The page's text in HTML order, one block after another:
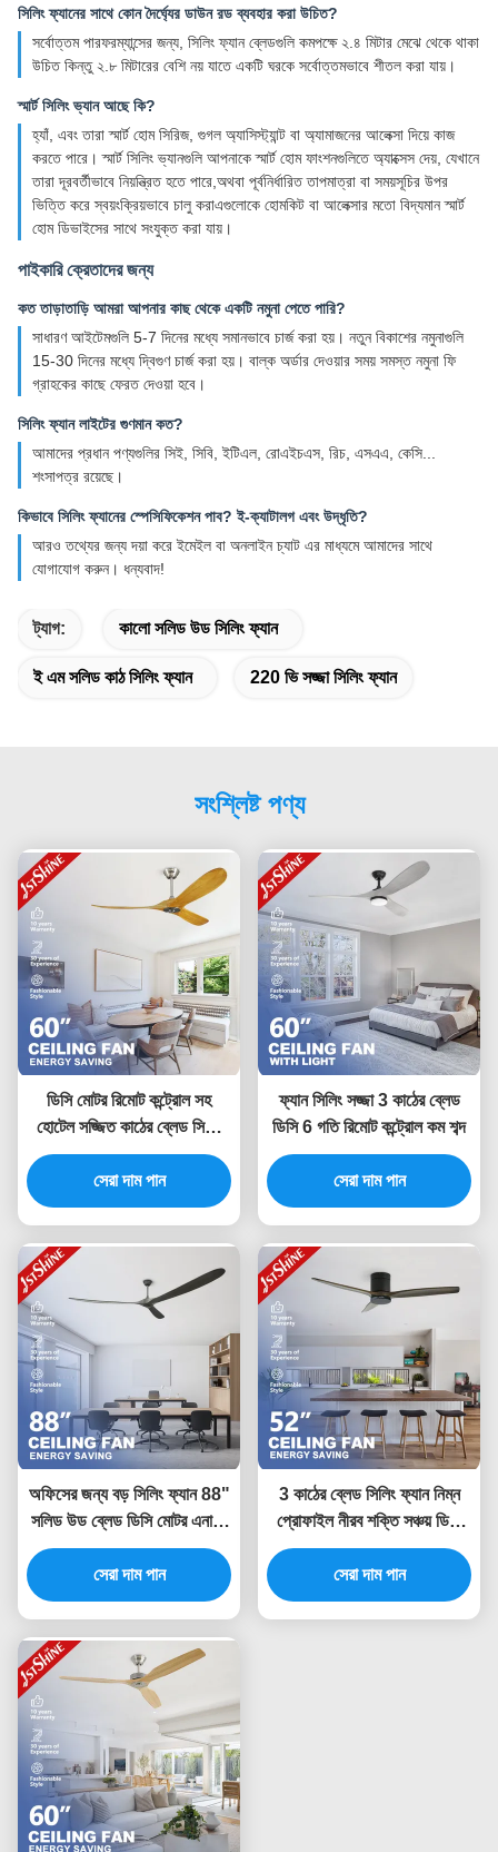
সিলিং ফ্যানের সাথে কোন দৈর্ঘ্যের ডাউন রড ব্যবহার করা উচিত?
সর্বোত্তম পারফরম্যান্সের জন্য, সিলিং ফ্যান ব্লেডগুলি কমপক্ষে ২.৪ মিটার মেঝে থেকে থাকা
উচিত কিন্তু ২.৮ মিটারের বেশি নয় যাতে একটি ঘরকে সর্বোত্তমভাবে শীতল করা যায়।
স্মার্ট সিলিং ভ্যান আছে কি?
হ্যাঁ, এবং তারা স্মার্ট হোম সিরিজ, গুগল অ্যাসিস্ট্যান্ট বা অ্যামাজনের আলেক্সা দিয়ে কাজ
করতে পারে। স্মার্ট সিলিং ভ্যানগুলি আপনাকে স্মার্ট হোম ফাংশনগুলিতে অ্যাক্সেস দেয়, যেখানে
তারা দূরবর্তীভাবে নিয়ন্ত্রিত হতে পারে,অথবা পূর্বনির্ধারিত তাপমাত্রা বা সময়সূচির উপর
ভিত্তি করে স্বয়ংক্রিয়ভাবে চালু করাএগুলোকে হোমকিট বা আলেক্সার মতো বিদ্যমান স্মার্ট
হোম ডিভাইসের সাথে সংযুক্ত করা যায়।
পাইকারি ক্রেতাদের জন্য
কত তাড়াতাড়ি আমরা আপনার কাছ থেকে একটি নমুনা পেতে পারি?
সাধারণ আইটেমগুলি 5-7 দিনের মধ্যে সমানভাবে চার্জ করা হয়। নতুন বিকাশের নমুনাগুলি
15-30 দিনের মধ্যে দ্বিগুণ চার্জ করা হয়। বাল্ক অর্ডার দেওয়ার সময় সমস্ত নমুনা ফি
গ্রাহকের কাছে ফেরত দেওয়া হবে।
সিলিং ফ্যান লাইটের গুণমান কত?
আমাদের প্রধান পণ্যগুলির সিই, সিবি, ইটিএল, রোএইচএস, রিচ, এসএএ, কেসি...
শংসাপত্র রয়েছে।
কিভাবে সিলিং ফ্যানের স্পেসিফিকেশন পাব? ই-ক্যাটালগ এবং উদ্ধৃতি?
আরও তথ্যের জন্য দয়া করে ইমেইল বা অনলাইন চ্যাট এর মাধ্যমে আমাদের সাথে
যোগাযোগ করুন। ধন্যবাদ!
ট্যাগ: কালো সলিড উড সিলিং ফ্যান
ই এম সলিড কাঠ সিলিং ফ্যান 220 ভি সজ্জা সিলিং ফ্যান
সংশ্লিষ্ট পণ্য
ডিসি মোটর রিমোট কন্ট্রোল সহ
হোটেল সজ্জিত কাঠের ব্লেড সিলিং
ফ্যান
সেরা দাম পান
ফ্যান সিলিং সজ্জা 3 কাঠের ব্লেড
ডিসি 6 গতি রিমোট কন্ট্রোল কম শব্দ
সেরা দাম পান
অফিসের জন্য বড় সিলিং ফ্যান 88"
সলিড উড ব্লেড ডিসি মোটর এনার্জি
সেভিং ফ্যান
সেরা দাম পান
3 কাঠের ব্লেড সিলিং ফ্যান নিম্ন
প্রোফাইল নীরব শক্তি সঞ্চয় ডিসি
মোটর ফ্লাশ মাউন্ট 52 ইঞ্চি
সেরা দাম পান